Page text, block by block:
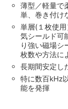
薄型／軽量で
単、巻き付け
単層(１枚使
気シールド可
り強い磁場シ
枚数や方法に
長期間安定し
特に数百kHz
能を発揮